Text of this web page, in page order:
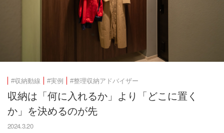
#収納動線 #実例 #整理収納アドバイザー
収納は「何に入れるか」より「どこに置く
か」を決めるのが先
2024.3.20